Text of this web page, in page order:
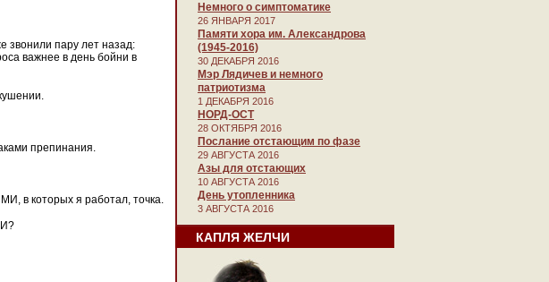
звонили пару лет назад:
важнее в день бойни в
препинания.
в которых я работал, точка.
Немного о симптоматике
26 ЯНВАРЯ 2017
Памяти хора им. Александрова
(1945-2016)
30 ДЕКАБРЯ 2016
Мэр Лядичев и немного
патриотизма
1 ДЕКАБРЯ 2016
НОРД-ОСТ
28 ОКТЯБРЯ 2016
Послание отстающим по фазе
29 АВГУСТА 2016
Азы для отстающих
10 АВГУСТА 2016
День утопленника
3 АВГУСТА 2016
КАПЛЯ ЖЕЛЧИ